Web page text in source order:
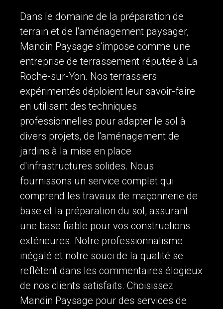
Dans le domaine de la préparation de
terrain et de l'aménagement paysager,
Mandin Paysage s'impose comme une
entreprise de terrassement réputée à La
Roche-sur-Yon. Nos terrassiers
expérimentés déploient leur savoir-faire
en utilisant des techniques
professionnelles pour adapter le sol à
divers projets, de l'aménagement de
jardins à la mise en place
d'infrastructures solides. Nous
fournissons un service complet qui
comprend les travaux de maçonnerie de
base et la préparation du sol, assurant
une base fiable pour vos constructions
extérieures. Notre professionnalisme
inégalé et notre souci de la qualité se
reflètent dans les commentaires élogieux
de nos clients satisfaits. Choisissez
Mandin Paysage pour des services de